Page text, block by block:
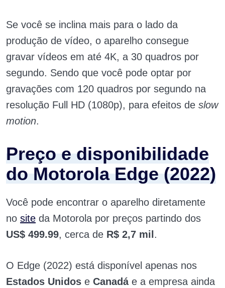
Se você se inclina mais para o lado da
produção de vídeo, o aparelho consegue
gravar vídeos em até 4K, a 30 quadros por
segundo. Sendo que você pode optar por
gravações com 120 quadros por segundo na
resolução Full HD (1080p), para efeitos de slow
motion.
Preço e disponibilidade
do Motorola Edge (2022)
Você pode encontrar o aparelho diretamente
no site da Motorola por preços partindo dos
US$ 499.99, cerca de R$ 2,7 mil .
O Edge (2022) está disponível apenas nos
Estados Unidos e Canadáe a empresa ainda